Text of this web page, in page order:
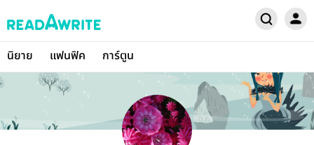
นิยาย แฟนฟิค การ์ตูน